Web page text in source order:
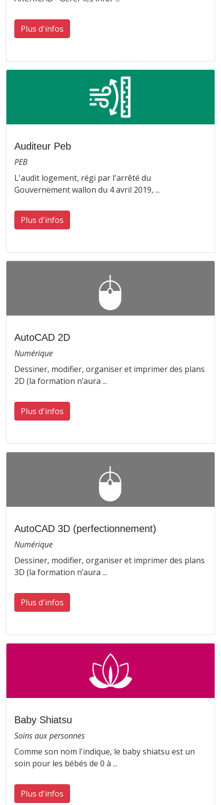
Plus d'infos
Auditeur Peb
PEB
L'audit logement, régi par l'arrêté du
Gouvernement wallon du 4 avril 2019, ...
Plus d'infos
AutoCAD 2D
Numérique
Dessiner, modifier, organiser et imprimer des plans
2D (la formation n’aura ...
Plus d'infos
AutoCAD 3D (perfectionnement)
Numérique
Dessiner, modifier, organiser et imprimer des plans
3D (la formation n’aura ...
Plus d'infos
Baby Shiatsu
Soins aux personnes
Comme son nom l'indique, le baby shiatsu est un
soin pour les bébés de 0 à ...
Plus d'infos